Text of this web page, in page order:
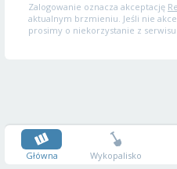
Zalogowanie oznacza akceptację
aktualnym brzmieniu. Jeśli nie
prosimy o niekorzystanie z serwisu.
Główna Wykopalisko